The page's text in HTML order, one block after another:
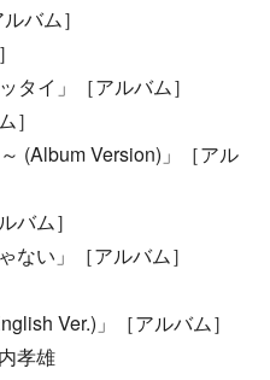
バム］
タイ」［アルバム］
］
(Album Version)」［アル
バム］
ない」［アルバム］
Ver.)」［アルバム］
孝雄